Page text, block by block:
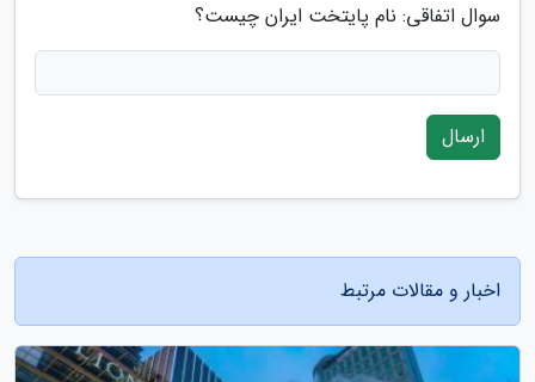
سوال اتفاقی: نام پایتخت ایران چیست؟
ارسال
اخبار و مقالات مرتبط